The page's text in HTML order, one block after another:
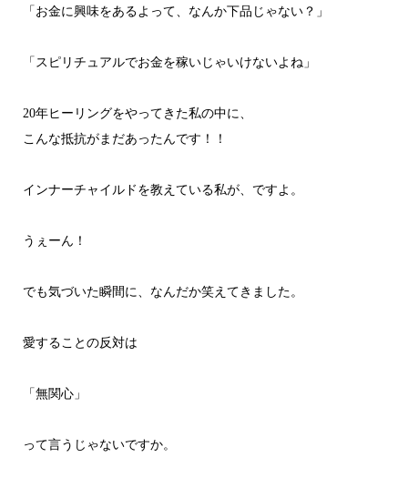
「お金に興味をあるよって、なんか下品じゃない？」
「スピリチュアルでお金を稼いじゃいけないよね」
20年ヒーリングをやってきた私の中に、
こんな抵抗がまだあったんです！！
インナーチャイルドを教えている私が、ですよ。
うぇーん！
でも気づいた瞬間に、なんだか笑えてきました。
愛することの反対は
「無関心」
って言うじゃないですか。